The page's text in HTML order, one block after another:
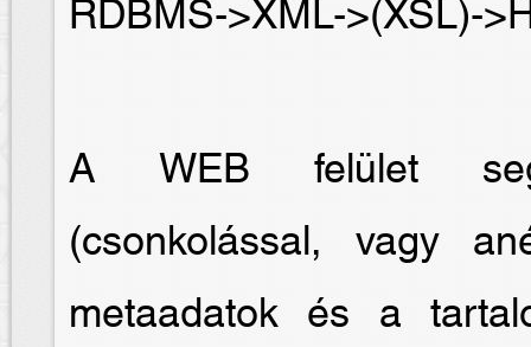
RDBMS->XML->(XSL)-
A WEB felület
(csonkolással, vagy
metaadatok és a